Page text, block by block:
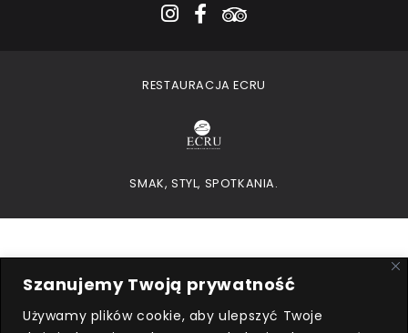
Szanujemy Twoją prywatność
Używamy plików cookie, aby ulepszyć Twoje
instagram
facebook-f
tripadvisor
RESTAURACJA ECRU
SMAK, STYL, SPOTKANIA.